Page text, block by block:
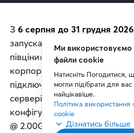
З 6 серпня до 31 грудня 2026
запускає спеціальну акцію
півціни» для бізнесу. У межах
корпоративні клієнти, які
підключали послугу оренди
серверів у конфігурації
конфігурація - Intel(R)
@ 2.00GHz, 80 vCPU256Gb
Ми використовуємо
файли cookie
Натисніть Погодитися,
могли підібрати для вас
найцікавіше.
Політика використання
cookie
Дізнатись більше